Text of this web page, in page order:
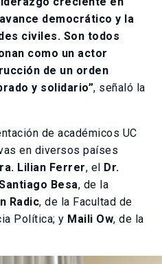
democrático y la
civiles. Son todos
como un actor
de un orden
y solidario”, señaló la
de académicos UC
en diversos países
Lilian Ferrer, el Dr.
Besa, de la
Radic, de la Facultad de
Política; y Maili Ow, de la